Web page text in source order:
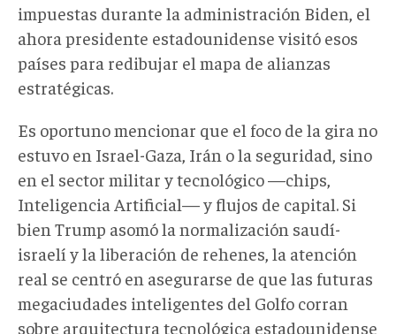
impuestas durante la administración Biden, el
ahora presidente estadounidense visitó esos
países para redibujar el mapa de alianzas
estratégicas.
Es oportuno mencionar que el foco de la gira no
estuvo en Israel-Gaza, Irán o la seguridad, sino
en el sector militar y tecnológico —chips,
Inteligencia Artificial— y flujos de capital. Si
bien Trump asomó la normalización saudí-
israelí y la liberación de rehenes, la atención
real se centró en asegurarse de que las futuras
megaciudades inteligentes del Golfo corran
sobre arquitectura tecnológica estadounidense